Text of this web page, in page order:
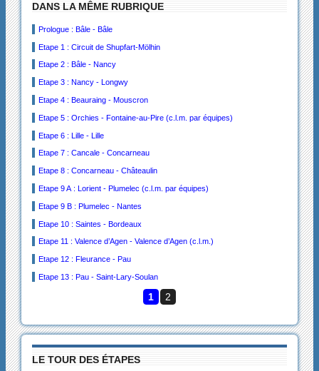
DANS LA MÊME RUBRIQUE
Prologue : Bâle - Bâle
Etape 1 : Circuit de Shupfart-Mölhin
Etape 2 : Bâle - Nancy
Etape 3 : Nancy - Longwy
Etape 4 : Beauraing - Mouscron
Etape 5 : Orchies - Fontaine-au-Pire (c.l.m. par équipes)
Etape 6 : Lille - Lille
Etape 7 : Cancale - Concarneau
Etape 8 : Concarneau - Châteaulin
Etape 9 A : Lorient - Plumelec (c.l.m. par équipes)
Etape 9 B : Plumelec - Nantes
Etape 10 : Saintes - Bordeaux
Etape 11 : Valence d’Agen - Valence d’Agen (c.l.m.)
Etape 12 : Fleurance - Pau
Etape 13 : Pau - Saint-Lary-Soulan
1 2
LE TOUR DES ÉTAPES